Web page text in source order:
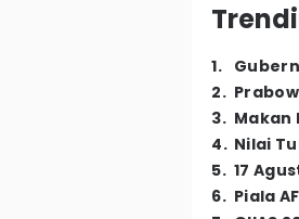
1.
2.
3. Makan
4. Nilai
5. 17
6. Piala